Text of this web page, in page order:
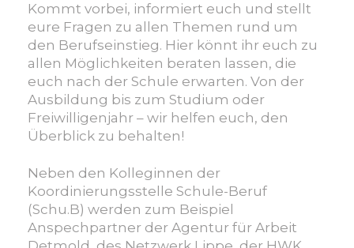
Kommt vorbei, informiert euch und stellt
eure Fragen zu allen Themen rund um
den Berufseinstieg. Hier könnt ihr euch zu
allen Möglichkeiten beraten lassen, die
euch nach der Schule erwarten. Von der
Ausbildung bis zum Studium oder
Freiwilligenjahr – wir helfen euch, den
Überblick zu behalten!
Neben den Kolleginnen der
Koordinierungsstelle Schule-Beruf
(Schu.B) werden zum Beispiel
Anspechpartner der Agentur für Arbeit